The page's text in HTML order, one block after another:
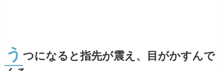
う つになると指先が震え、目がかすんで